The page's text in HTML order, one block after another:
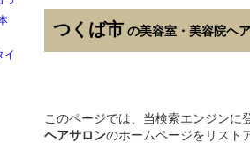
つくば市 の美容室・美容院ヘ
このページでは、当検索エンジンに
ヘアサロンのホームページをリスト